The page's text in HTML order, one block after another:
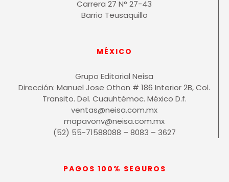
Carrera 27 N° 27-43
Barrio Teusaquillo
MÉXICO
Grupo Editorial Neisa
Dirección: Manuel Jose Othon # 186 Interior 2B, Col.
Transito. Del. Cuauhtémoc. México D.f.
ventas@neisa.com.mx
mapavonv@neisa.com.mx
(52) 55-71588088 – 8083 – 3627
PAGOS 100% SEGUROS